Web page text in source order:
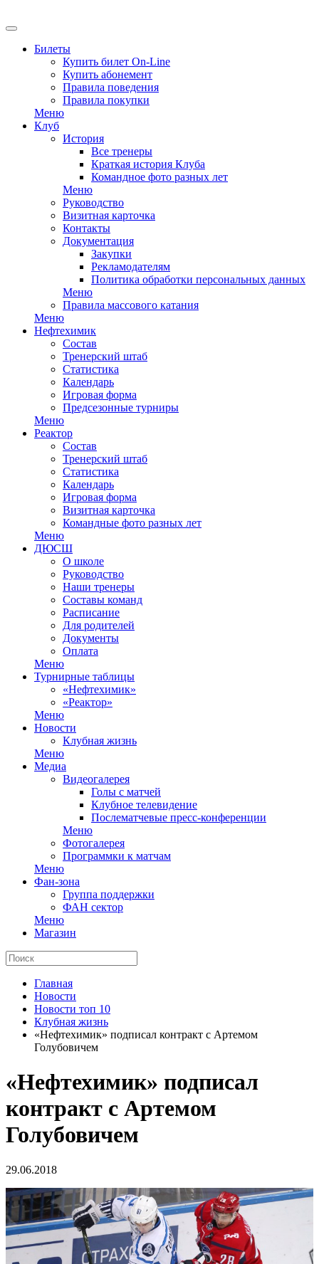
Билеты
Купить билет On-Line
Купить абонемент
Правила поведения
Правила покупки
Меню
Клуб
История
Все тренеры
Краткая история Клуба
Командное фото разных лет
Меню
Руководство
Визитная карточка
Контакты
Документация
Закупки
Рекламодателям
Политика обработки персональных данных
Меню
Правила массового катания
Меню
Нефтехимик
Состав
Тренерский штаб
Статистика
Календарь
Игровая форма
Предсезонные турниры
Меню
Реактор
Состав
Тренерский штаб
Статистика
Календарь
Игровая форма
Визитная карточка
Командные фото разных лет
Меню
ДЮСШ
О школе
Руководство
Наши тренеры
Составы команд
Расписание
Для родителей
Документы
Оплата
Меню
Турнирные таблицы
«Нефтехимик»
«Реактор»
Меню
Новости
Клубная жизнь
Меню
Медиа
Видеогалерея
Голы с матчей
Клубное телевидение
Послематчевые пресс-конференции
Меню
Фотогалерея
Программки к матчам
Меню
Фан-зона
Группа поддержки
ФАН сектор
Меню
Магазин
Главная
Новости
Новости топ 10
Клубная жизнь
«Нефтехимик» подписал контракт с Артемом
Голубовичем
«Нефтехимик» подписал
контракт с Артемом
Голубовичем
29.06.2018